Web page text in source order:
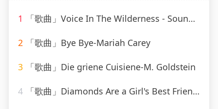
1 「歌曲」Voice In The Wilderness - Sound-A-Like-Studio Group
2 「歌曲」Bye Bye-Mariah Carey
3 「歌曲」Die griene Cuisiene-M. Goldstein
4 「歌曲」Diamonds Are a Girl's Best Friend-Marylin Monroe